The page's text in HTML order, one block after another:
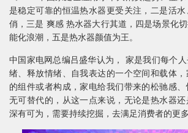
是稳定可靠的恒温热水器更受关注，二是活
俏，三是 爽感 热水器大行其道，四是场景化
能化浪潮，五是热水器颜值为王。
中国家电网总编吕盛华认为， 家是我们每个
绪、释放情绪、自我表达的一个空间和载体
的组件或者构成，家电给我们带来的松驰感
无可替代的，从这一点来说，无论是热水器
深有可为，需要持续挖掘，去满足消费者的更多